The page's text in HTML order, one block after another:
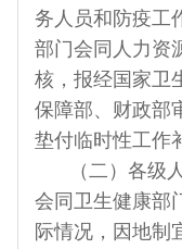
务人员和防疫工
部门会同人力资
核，报经国家卫
保障部、财政部
垫付临时性工作
（二）各级
会同卫生健康部
际情况，因地制